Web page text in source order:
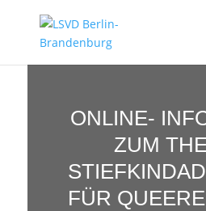
ONLINE-
ZUM
FÜR